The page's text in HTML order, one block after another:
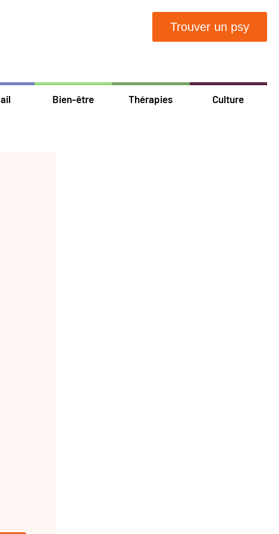
Trouver un psy
Bien-être Thérapies Culture